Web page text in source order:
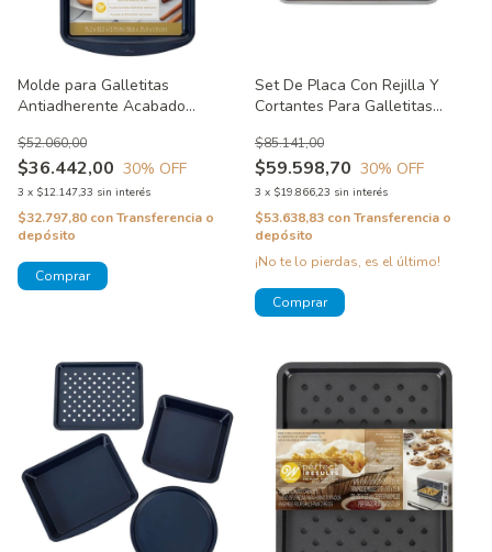
Molde para Galletitas
Antiadherente Acabado
Wilton
$36.442,00
$52.060,00
30% OFF
3 x $12.147,33 sin interés
$32.797,80 conTransferencia o
depósito
Set De Placa Con Rejilla Y
Cortantes Para Galletitas
$59.598,70
$85.141,00
30% OFF
3 x $19.866,23 sin interés
$53.638,83 conTransferencia o
depósito
¡No te lo pierdas, es el último!